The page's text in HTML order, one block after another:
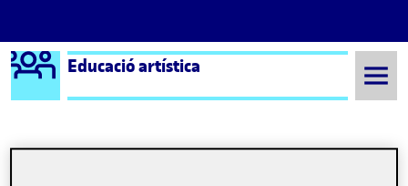
Saltar al contingut
Logo Ágora
Educació artística